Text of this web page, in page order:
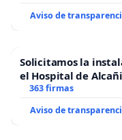
Aviso de
Solicitamos la
el Hospital de
363 firmas
Aviso de